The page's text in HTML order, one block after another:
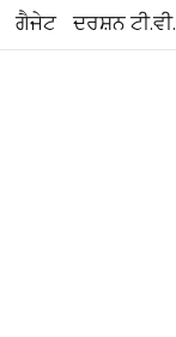
ਗੈਜੇਟ ਦਰਸ਼ਨ ਟੀ.ਵੀ.